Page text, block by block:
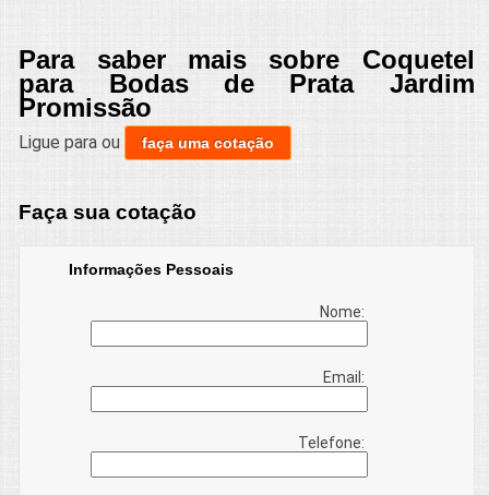
Para saber mais sobre Coquetel
para Bodas de Prata Jardim
Promissão
Ligue paraou faça uma cotação
Faça sua cotação
Informações Pessoais
Nome:
Email:
Telefone: